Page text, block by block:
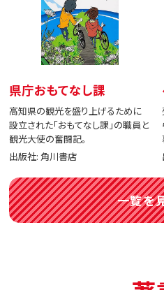
県庁おもてなし課
高知県の観光を盛り上げるために
設立された「おもてなし課」の職員と
観光大使の奮闘記。
出版社: 角川書店
一覧を